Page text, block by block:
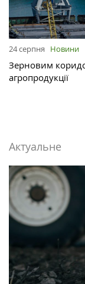
24 серпня Новини
Зерновим
агропродукції
Актуальне